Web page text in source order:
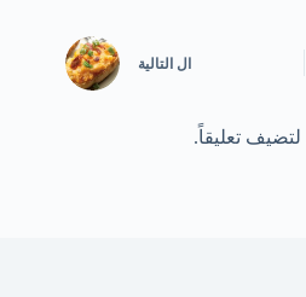
ال التالية
لتضيف تعليقاً.